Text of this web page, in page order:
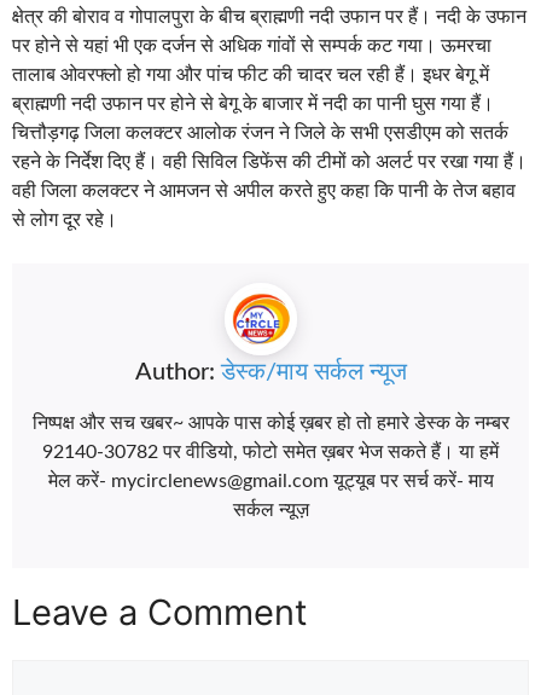
क्षेत्र की बोराव व गोपालपुरा के बीच ब्राह्मणी नदी उफान पर हैं। नदी के उफान
पर होने से यहां भी एक दर्जन से अधिक गांवों से सम्पर्क कट गया। ऊमरचा
तालाब ओवरफ्लो हो गया और पांच फीट की चादर चल रही हैं। इधर बेगू में
ब्राह्मणी नदी उफान पर होने से बेगू के बाजार में नदी का पानी घुस गया हैं।
चित्तौड़गढ़ जिला कलक्टर आलोक रंजन ने जिले के सभी एसडीएम को सतर्क
रहने के निर्देश दिए हैं। वही सिविल डिफेंस की टीमों को अलर्ट पर रखा गया हैं।
वही जिला कलक्टर ने आमजन से अपील करते हुए कहा कि पानी के तेज बहाव
से लोग दूर रहे।
Author:डेस्क/माय सर्कल न्यूज
निष्पक्ष और सच खबर~ आपके पास कोई ख़बर हो तो हमारे डेस्क के नम्बर
92140-30782 पर वीडियो, फोटो समेत ख़बर भेज सकते हैं। या हमें
मेल करें- mycirclenews@gmail.com यूट्यूब पर सर्च करें- माय
सर्कल न्यूज़
Leave a Comment